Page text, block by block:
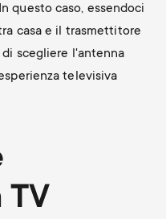
questo caso, essendoci
casa e il trasmettitore
scegliere l'antenna
televisiva